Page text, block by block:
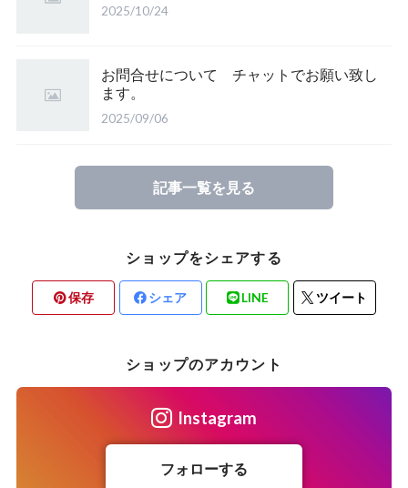
2025/10/24
お問合せについて チャットでお願い致し
ます。
2025/09/06
記事一覧を見る
ショップをシェアする
保存 シェア LINE ツイート
ショップのアカウント
Instagram
フォローする